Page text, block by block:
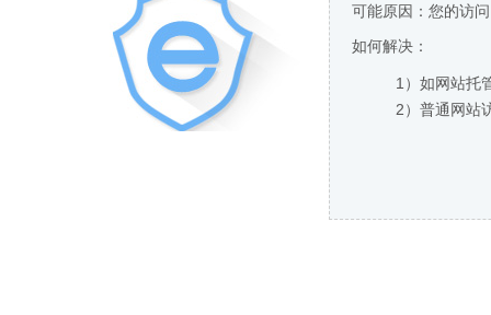
可能原因：您的访
如何解决：
1）如网站托
2）普通网站